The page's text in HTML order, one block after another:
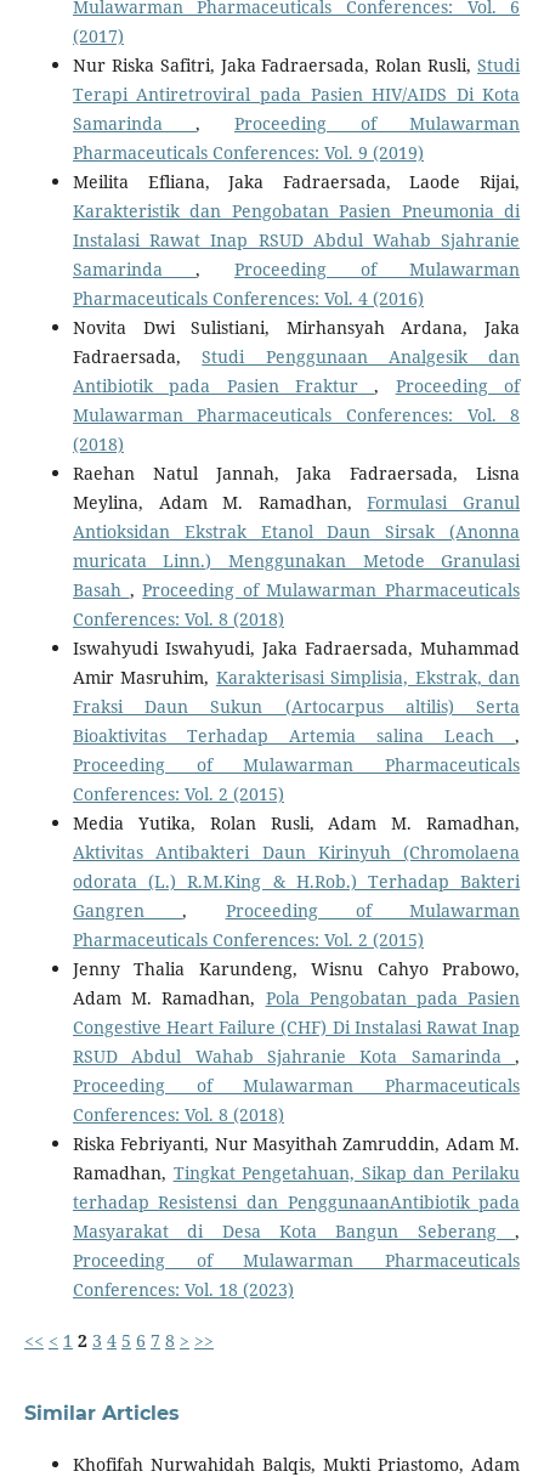
Mulawarman Pharmaceuticals Conferences: Vol. 6
(2017)
Nur Riska Safitri, Jaka Fadraersada, Rolan Rusli,Studi
Terapi Antiretroviral pada Pasien HIV/AIDS Di Kota
Samarinda, Proceeding of Mulawarman
Pharmaceuticals Conferences: Vol. 9 (2019)
Meilita Efliana, Jaka Fadraersada, Laode Rijai,
Karakteristik dan Pengobatan Pasien Pneumonia di
Instalasi Rawat Inap RSUD Abdul Wahab Sjahranie
Samarinda, Proceeding of Mulawarman
Pharmaceuticals Conferences: Vol. 4 (2016)
Novita Dwi Sulistiani, Mirhansyah Ardana, Jaka
Fadraersada,Studi Penggunaan Analgesik dan
Antibiotik pada Pasien Fraktur, Proceeding of
Mulawarman Pharmaceuticals Conferences: Vol. 8
(2018)
Raehan Natul Jannah, Jaka Fadraersada, Lisna
Meylina, Adam M. Ramadhan,Formulasi Granul
Antioksidan Ekstrak Etanol Daun Sirsak (Anonna
muricata Linn.) Menggunakan Metode Granulasi
Basah ,Proceeding of Mulawarman Pharmaceuticals
Conferences: Vol. 8 (2018)
Iswahyudi Iswahyudi, Jaka Fadraersada, Muhammad
Amir Masruhim, Karakterisasi Simplisia, Ekstrak, dan
Fraksi Daun Sukun (Artocarpus altilis) Serta
Bioaktivitas Terhadap Artemia salina Leach,
Proceeding of Mulawarman Pharmaceuticals
Conferences: Vol. 2 (2015)
Media Yutika, Rolan Rusli, Adam M. Ramadhan,
Aktivitas Antibakteri Daun Kirinyuh (Chromolaena
odorata (L.) R.M.King & H.Rob.) Terhadap Bakteri
Gangren, Proceeding of Mulawarman
Pharmaceuticals Conferences: Vol. 2 (2015)
Jenny Thalia Karundeng, Wisnu Cahyo Prabowo,
Adam M. Ramadhan, Pola Pengobatan pada Pasien
Congestive Heart Failure (CHF) Di Instalasi Rawat Inap
RSUD Abdul Wahab Sjahranie Kota Samarinda,
Proceeding of Mulawarman Pharmaceuticals
Conferences: Vol. 8 (2018)
Riska Febriyanti, Nur Masyithah Zamruddin, Adam M.
Ramadhan, Tingkat Pengetahuan, Sikap dan Perilaku
terhadap Resistensi dan PenggunaanAntibiotik pada
Masyarakat di Desa Kota Bangun Seberang,
Proceeding of Mulawarman Pharmaceuticals
Conferences: Vol. 18 (2023)
<< < 1 2 3 4 5 6 7 8 > >>
Similar Articles
Khofifah Nurwahidah Balqis, Mukti Priastomo, Adam